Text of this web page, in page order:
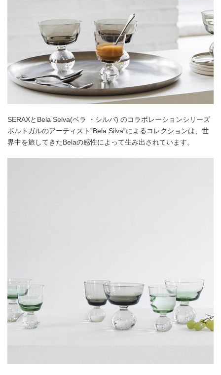
SERAXとBela Selva(ベラ ・シルバ) のコラボレーションシリーズ
ポルトガルのアーティスト”Bela Silva”によるコレクションは、世
界中を旅してきたBelaの感性によって生み出されています。